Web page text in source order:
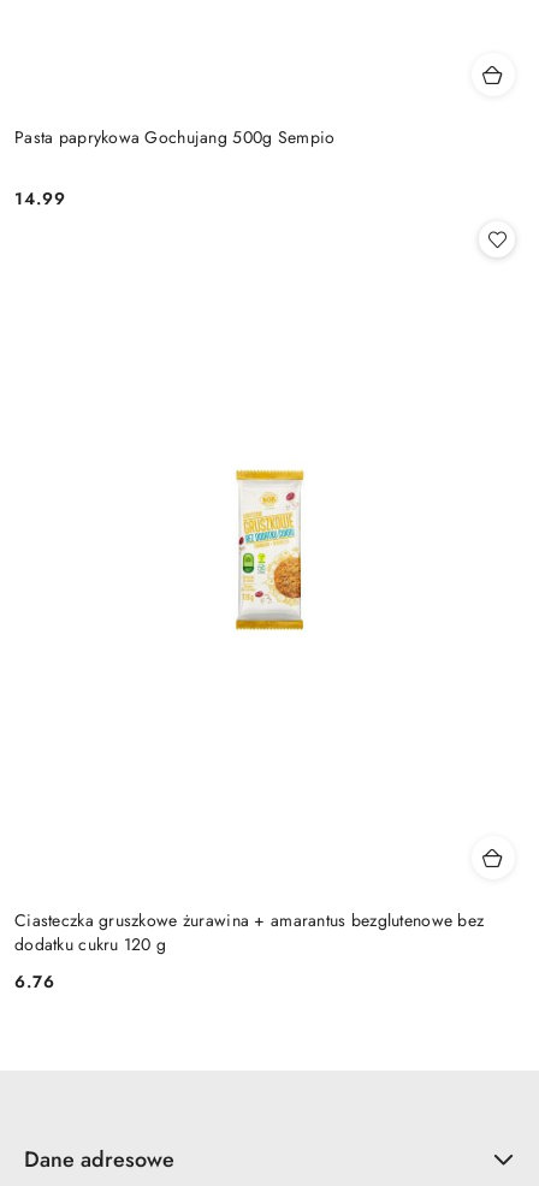
Pasta paprykowa Gochujang 500g Sempio
Cena:
14.99
Ciasteczka gruszkowe żurawina + amarantus bezglutenowe bez
dodatku cukru 120 g
Cena:
6.76
Dane adresowe